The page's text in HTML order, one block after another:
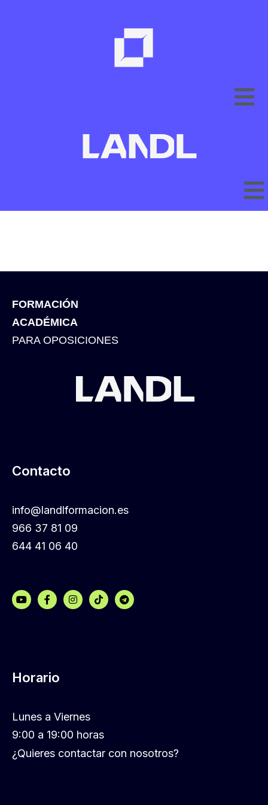
FORMACIÓN
ACADÉMICA
PARA OPOSICIONES
Contacto
info@landlformacion.es
966 37 81 09
644 41 06 40
Horario
Lunes a Viernes
9:00 a 19:00 horas
¿Quieres contactar con nosotros?